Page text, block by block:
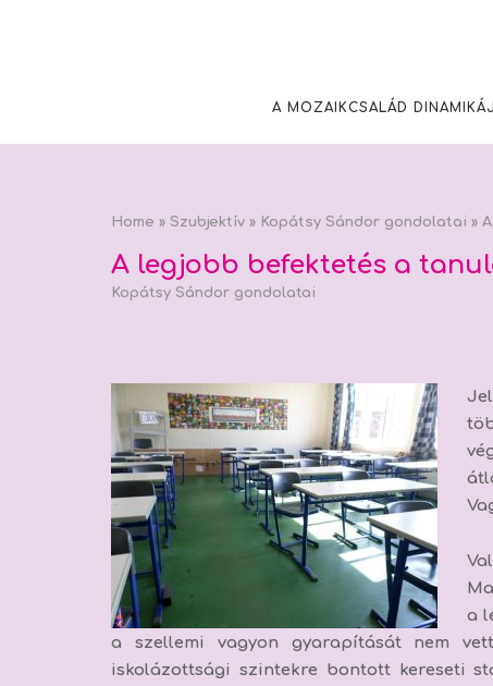
A MOZAIKCSALÁD
Home » Szubjektív » Kopátsy Sándor gondolatai »
A legjobb befektetés a
Kopátsy Sándor gondolatai
a
a szellemi vagyon gyarapítását nem
iskolázottsági szintekre bontott kereseti